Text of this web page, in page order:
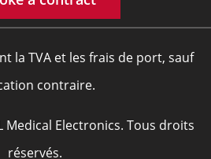
la TVA et les frais de port, sauf
contraire.
Medical Electronics. Tous droits
réservés.